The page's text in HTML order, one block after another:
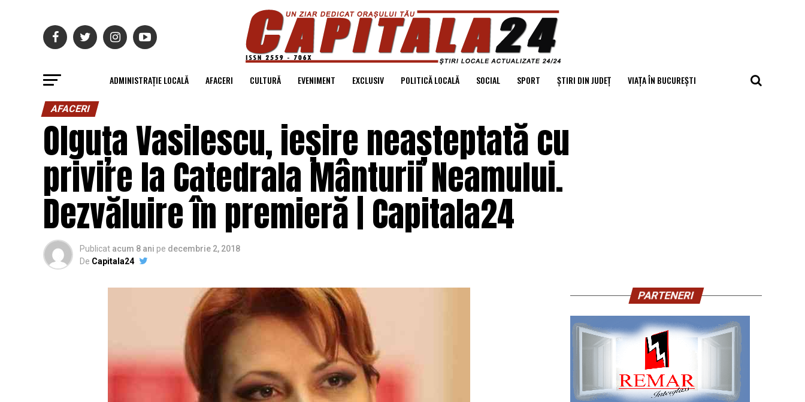
ADMINISTRAȚIE LOCALĂ AFACERI CULTURĂ EVENIMENT EXCLUSIV POLITICĂ LOCALĂ SOCIAL SPORT ȘTIRI DIN JUDEȚ VIAȚA ÎN BUCUREȘTI
AFACERI
Olguța Vasilescu, ieșire neașteptată cu
privire la Catedrala Mânturii Neamului.
Dezvăluire în premieră | Capitala24
Publicat acum 8 ani pe decembrie 2, 2018
De Capitala24
PARTENERI